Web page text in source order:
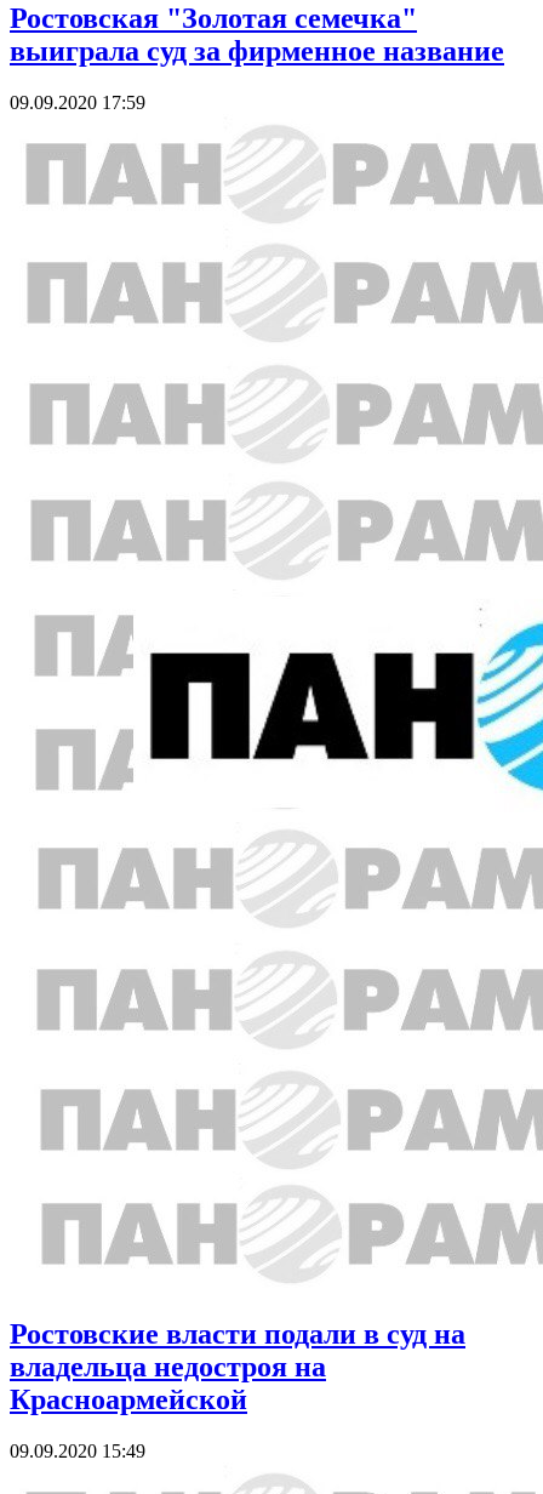
Ростовская "Золотая семечка"
выиграла суд за фирменное название
09.09.2020 17:59
Ростовские власти подали в суд на
владельца недостроя на
Красноармейской
09.09.2020 15:49